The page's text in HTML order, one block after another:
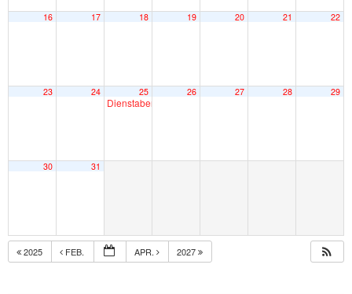
16 17 18 19 20 21 22
23 24 25
Dienstabend
26 27 28 29
30 31
2025 FEB. APR. 2027